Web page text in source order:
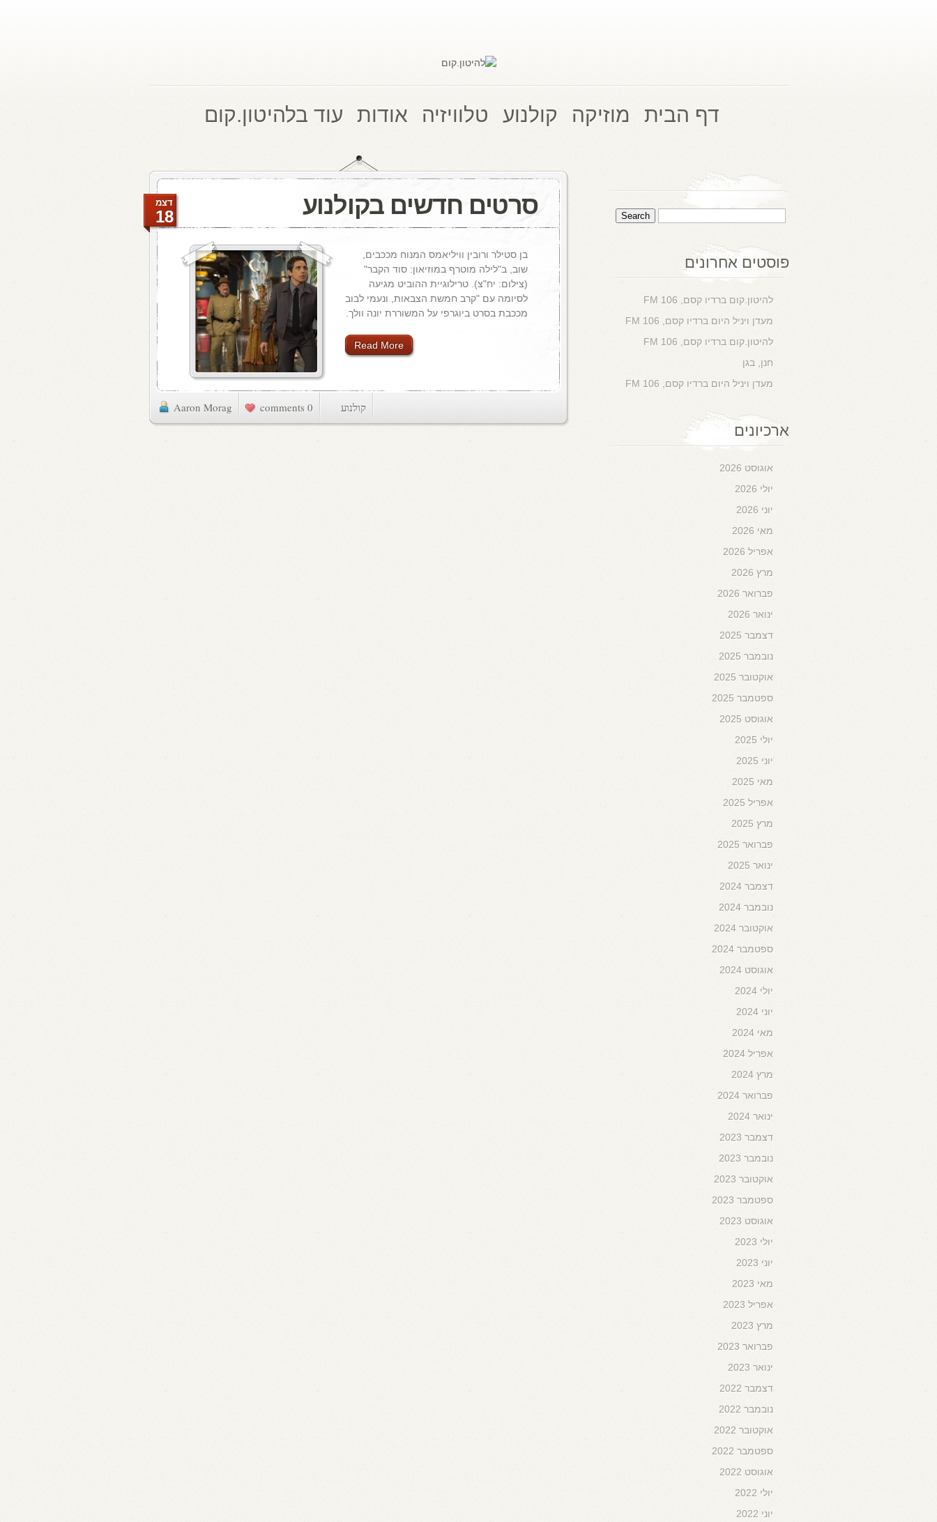
דף הבית מוזיקה קולנוע טלוויזיה אודות עוד בלהיטון.קום
סרטים חדשים בקולנוע דצמ
18
בן סטילר ורובין וויליאמס המנוח מככבים,
שוב, ב"לילה מוטרף במוזיאון: סוד הקבר"
(צילום: יח"צ). טרילוגיית ההוביט מגיעה
לסיומה עם "קרב חמשת הצבאות, ונעמי לבוב
מככבת בסרט ביוגרפי על המשוררת יונה וולך.
Read More
Aaron Morag 0 comments קולנוע
פוסטים אחרונים
להיטון.קום ברדיו קסם, 106 FM
מעדן ויניל היום ברדיו קסם, 106 FM
להיטון.קום ברדיו קסם, 106 FM
חנן, בגן
מעדן ויניל היום ברדיו קסם, 106 FM
ארכיונים
אוגוסט 2026
יולי 2026
יוני 2026
מאי 2026
אפריל 2026
מרץ 2026
פברואר 2026
ינואר 2026
דצמבר 2025
נובמבר 2025
אוקטובר 2025
ספטמבר 2025
אוגוסט 2025
יולי 2025
יוני 2025
מאי 2025
אפריל 2025
מרץ 2025
פברואר 2025
ינואר 2025
דצמבר 2024
נובמבר 2024
אוקטובר 2024
ספטמבר 2024
אוגוסט 2024
יולי 2024
יוני 2024
מאי 2024
אפריל 2024
מרץ 2024
פברואר 2024
ינואר 2024
דצמבר 2023
נובמבר 2023
אוקטובר 2023
ספטמבר 2023
אוגוסט 2023
יולי 2023
יוני 2023
מאי 2023
אפריל 2023
מרץ 2023
פברואר 2023
ינואר 2023
דצמבר 2022
נובמבר 2022
אוקטובר 2022
ספטמבר 2022
אוגוסט 2022
יולי 2022
יוני 2022